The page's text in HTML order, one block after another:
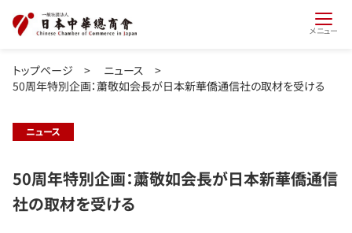
メニュー
トップページ > ニュース >
50周年特別企画：䔥敬如会長が日本新華僑通信社の取材を受ける
ニュース
50周年特別企画：䔥敬如会長が日本新華僑通信
社の取材を受ける